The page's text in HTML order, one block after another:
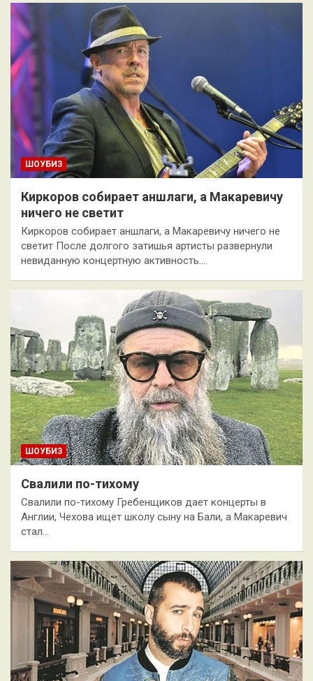
ШОУБИЗ
Киркоров собирает аншлаги, а Макаревичу
ничего не светит
Киркоров собирает аншлаги, а Макаревичу ничего не
светит После долгого затишья артисты развернули
невиданную концертную активность.…
ШОУБИЗ
Свалили по-тихому
Свалили по-тихому Гребенщиков дает концерты в
Англии, Чехова ищет школу сыну на Бали, а Макаревич
стал…